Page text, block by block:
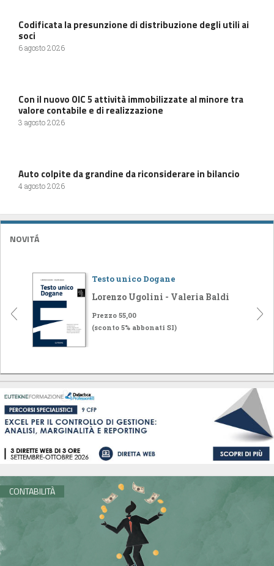
Codificata la presunzione di distribuzione degli utili ai
soci
6 agosto 2026
Con il nuovo OIC 5 attività immobilizzate al minore tra
valore contabile e di realizzazione
3 agosto 2026
Auto colpite da grandine da riconsiderare in bilancio
4 agosto 2026
NOVITÁ
Testo unico Dogane
Lorenzo Ugolini - Valeria Baldi
Prezzo 55,00
(sconto 5% abbonati SI)
CONTABILITÀ